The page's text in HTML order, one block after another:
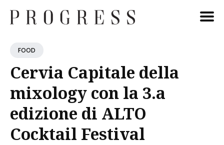
Cerca
FOOD
Cervia Capitale della
mixology con la 3.a
edizione di ALTO
Cocktail Festival